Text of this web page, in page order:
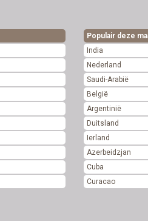
Populair deze
India
Nederland
Saudi-Arabië
België
Argentinië
Duitsland
Ierland
Azerbeidzjan
Cuba
Curacao